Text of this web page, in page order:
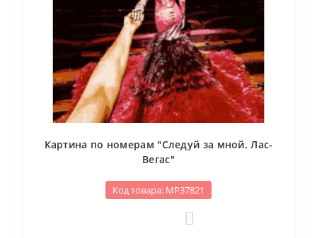
Картина по номерам "Следуй за мной. Лас-
Вегас"
Код товара: МР37821